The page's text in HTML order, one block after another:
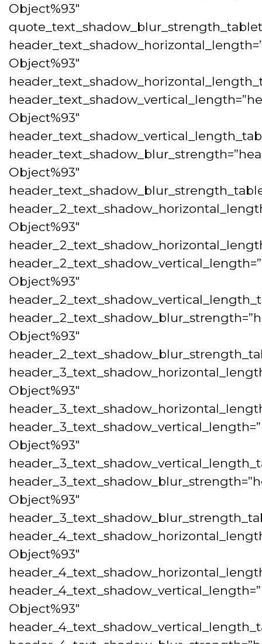
Object%93″
Object%93″
Object%93″
Object%93″
Object%93″
Object%93″
Object%93″
Object%93″
Object%93″
Object%93″
Object%93″
Object%93″